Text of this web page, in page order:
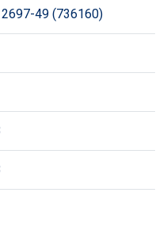
49 (736160)